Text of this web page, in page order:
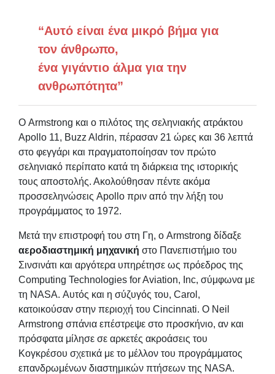
“Αυτό είναι ένα μικρό βήμα για
τον άνθρωπο,
ένα γιγάντιο άλμα για την
ανθρωπότητα”
Ο Armstrong και ο πιλότος της σεληνιακής ατράκτου
Apollo 11, Buzz Aldrin, πέρασαν 21 ώρες και 36 λεπτά
στο φεγγάρι και πραγματοποίησαν τον πρώτο
σεληνιακό περίπατο κατά τη διάρκεια της ιστορικής
τους αποστολής. Ακολούθησαν πέντε ακόμα
προσσεληνώσεις Apollo πριν από την λήξη του
προγράμματος το 1972.
Μετά την επιστροφή του στη Γη, ο Armstrong δίδαξε
αεροδιαστημική μηχανική στο Πανεπιστήμιο του
Σινσινάτι και αργότερα υπηρέτησε ως πρόεδρος της
Computing Technologies for Aviation, Inc, σύμφωνα με
τη NASA. Αυτός και η σύζυγός του, Carol,
κατοικούσαν στην περιοχή του Cincinnati. Ο Neil
Armstrong σπάνια επέστρεψε στο προσκήνιο, αν και
πρόσφατα μίλησε σε αρκετές ακροάσεις του
Κογκρέσου σχετικά με το μέλλον του προγράμματος
επανδρωμένων διαστημικών πτήσεων της NASA.